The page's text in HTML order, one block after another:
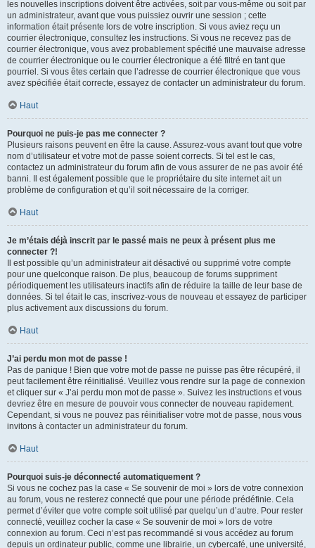
les nouvelles inscriptions doivent être activées, soit par vous-même ou soit par
un administrateur, avant que vous puissiez ouvrir une session ; cette
information était présente lors de votre inscription. Si vous aviez reçu un
courrier électronique, consultez les instructions. Si vous ne recevez pas de
courrier électronique, vous avez probablement spécifié une mauvaise adresse
de courrier électronique ou le courrier électronique a été filtré en tant que
pourriel. Si vous êtes certain que l’adresse de courrier électronique que vous
avez spécifiée était correcte, essayez de contacter un administrateur du forum.
Haut
Pourquoi ne puis-je pas me connecter ?
Plusieurs raisons peuvent en être la cause. Assurez-vous avant tout que votre
nom d’utilisateur et votre mot de passe soient corrects. Si tel est le cas,
contactez un administrateur du forum afin de vous assurer de ne pas avoir été
banni. Il est également possible que le propriétaire du site internet ait un
problème de configuration et qu’il soit nécessaire de la corriger.
Haut
Je m’étais déjà inscrit par le passé mais ne peux à présent plus me
connecter ?!
Il est possible qu’un administrateur ait désactivé ou supprimé votre compte
pour une quelconque raison. De plus, beaucoup de forums suppriment
périodiquement les utilisateurs inactifs afin de réduire la taille de leur base de
données. Si tel était le cas, inscrivez-vous de nouveau et essayez de participer
plus activement aux discussions du forum.
Haut
J’ai perdu mon mot de passe !
Pas de panique ! Bien que votre mot de passe ne puisse pas être récupéré, il
peut facilement être réinitialisé. Veuillez vous rendre sur la page de connexion
et cliquer sur « J’ai perdu mon mot de passe ». Suivez les instructions et vous
devriez être en mesure de pouvoir vous connecter de nouveau rapidement.
Cependant, si vous ne pouvez pas réinitialiser votre mot de passe, nous vous
invitons à contacter un administrateur du forum.
Haut
Pourquoi suis-je déconnecté automatiquement ?
Si vous ne cochez pas la case « Se souvenir de moi » lors de votre connexion
au forum, vous ne resterez connecté que pour une période prédéfinie. Cela
permet d’éviter que votre compte soit utilisé par quelqu’un d’autre. Pour rester
connecté, veuillez cocher la case « Se souvenir de moi » lors de votre
connexion au forum. Ceci n’est pas recommandé si vous accédez au forum
depuis un ordinateur public, comme une librairie, un cybercafé, une université,